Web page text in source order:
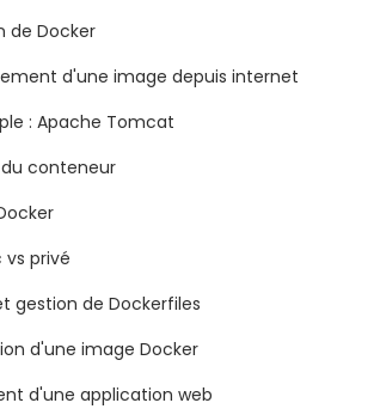
de Docker
d'une image depuis internet
: Apache Tomcat
conteneur
vs privé
gestion de Dockerfiles
d'une image Docker
d'une application web